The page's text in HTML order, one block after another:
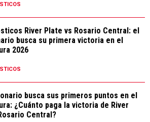
River Plate vs Rosario Central: el
busca su primera victoria en el
2026
busca sus primeros puntos en el
¿Cuánto paga la victoria de River
Central?